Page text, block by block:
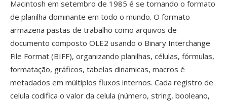
Macintosh em setembro de 1985 é se tornando o formato
de planilha dominante em todo o mundo. O formato
armazena pastas de trabalho como arquivos de
documento composto OLE2 usando o Binary Interchange
File Format (BIFF), organizando planilhas, células, fórmulas,
formatação, gráficos, tabelas dinamicas, macros é
metadados em múltiplos fluxos internos. Cada registro de
celula codifica o valor da celula (número, string, booleano,